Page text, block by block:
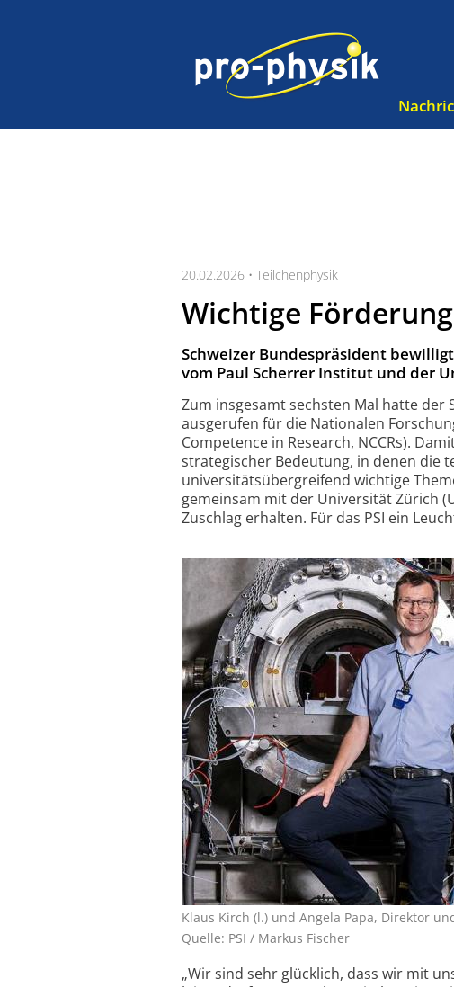
20.02.2026 • Teilchenphysik
Wichtige
Schwei­zer Bun­des­prä­si­dent
vom Paul Scher­rer Ins­ti­tut und der
Zum insgesamt sechsten Mal hatte der
ausgerufen für die Nationalen
Competence in Research, NCCRs).
strategischer Bedeutung, in denen die
universitätsübergreifend wichtige
gemeinsam mit der Universität Zürich
Zuschlag erhalten. Für das PSI ein
Klaus Kirch (l.) und Angela Papa, Direktor
Quelle: PSI / Markus Fischer
„Wir sind sehr glücklich, dass wir mit